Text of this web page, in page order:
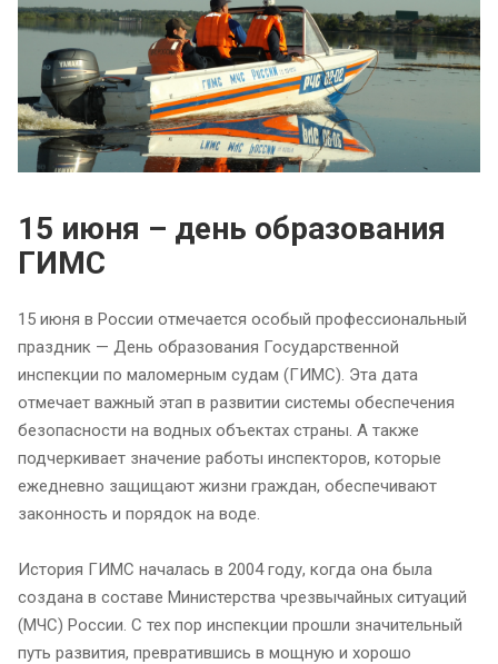
15 июня – день образования
ГИМС
15 июня в России отмечается особый профессиональный
праздник — День образования Государственной
инспекции по маломерным судам (ГИМС). Эта дата
отмечает важный этап в развитии системы обеспечения
безопасности на водных объектах страны. А также
подчеркивает значение работы инспекторов, которые
ежедневно защищают жизни граждан, обеспечивают
законность и порядок на воде.
История ГИМС началась в 2004 году, когда она была
создана в составе Министерства чрезвычайных ситуаций
(МЧС) России. С тех пор инспекции прошли значительный
путь развития, превратившись в мощную и хорошо